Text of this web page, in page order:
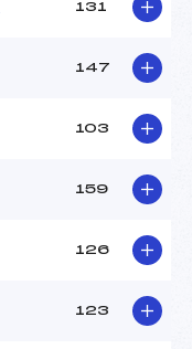
131
147
103
159
126
123